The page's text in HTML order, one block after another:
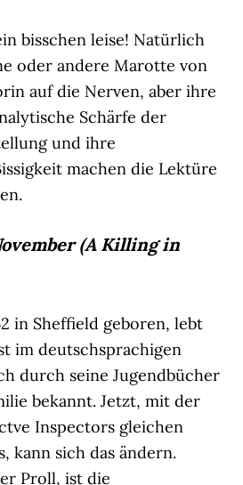
bisschen leise! Natürlich
oder andere Marotte von
auf die Nerven, aber ihre
Schärfe der
und ihre
machen die Lektüre
(A Killing in
in Sheffield geboren, lebt
im deutschsprachigen
durch seine Jugendbücher
bekannt. Jetzt, mit der
Inspectors gleichen
kann sich das ändern.
Proll, ist die